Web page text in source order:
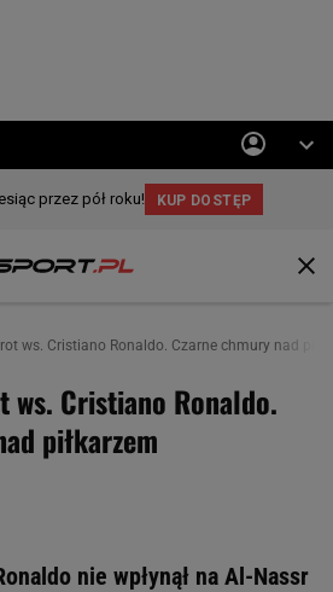
ws. Cristiano Ronaldo. Czarne chmury nad
ws. Cristiano Ronaldo.
piłkarzem
nie wpłynął na Al-Nassr